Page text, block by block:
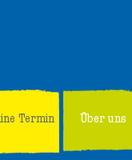
Termin Über uns